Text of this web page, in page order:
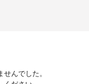
んでした。